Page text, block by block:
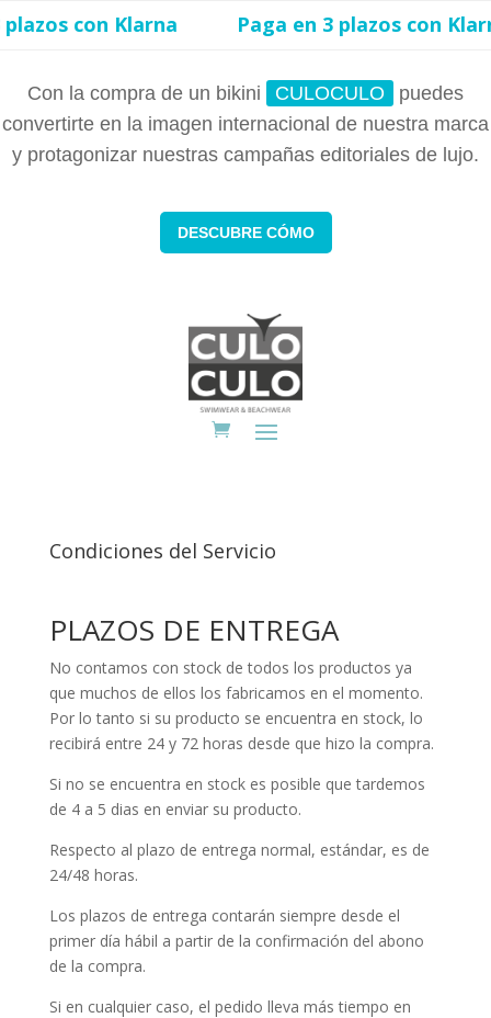
con Klarna Paga en 3 plazos con Klarna
Con la compra de un bikini CULOCULO
puedes
convertirte en la imagen internacional de nuestra marca
y protagonizar nuestras campañas editoriales de lujo.
DESCUBRE CÓMO
Condiciones del Servicio
PLAZOS DE ENTREGA
No contamos con stock de todos los productos ya
que muchos de ellos los fabricamos en el momento.
Por lo tanto si su producto se encuentra en stock, lo
recibirá entre 24 y 72 horas desde que hizo la compra.
Si no se encuentra en stock es posible que tardemos
de 4 a 5 dias en enviar su producto.
Respecto al plazo de entrega normal, estándar, es de
24/48 horas.
Los plazos de entrega contarán siempre desde el
primer día hábil a partir de la confirmación del abono
de la compra.
Si en cualquier caso, el pedido lleva más tiempo en